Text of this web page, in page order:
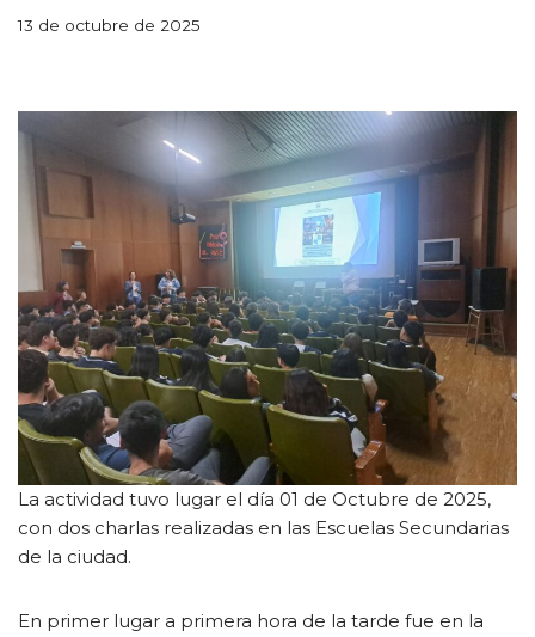
13 de octubre de 2025
La actividad tuvo lugar el día 01 de Octubre de 2025,
con dos charlas realizadas en las Escuelas Secundarias
de la ciudad.
En primer lugar a primera hora de la tarde fue en la